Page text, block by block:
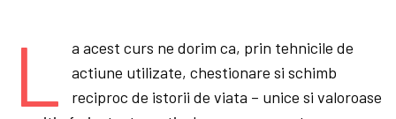
L
a acest curs ne dorim ca, prin tehnicile de
actiune utilizate, chestionare si schimb
reciproc de istorii de viata – unice si valoroase